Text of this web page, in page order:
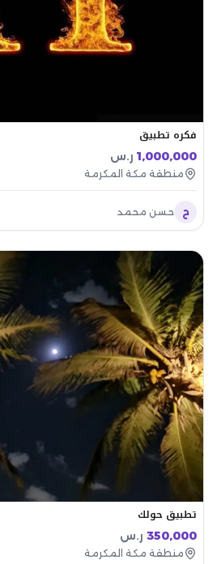
فكره تطبيق
1,000,000 ر.س
منطقة مكة المكرمة
ح حسن محمد
تطبيق حولك
350,000 ر.س
منطقة مكة المكرمة